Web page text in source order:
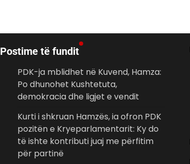
Postime të fundit
PDK-ja mblidhet në Kuvend, Hamza:
Po dhunohet Kushtetuta,
demokracia dhe ligjet e vendit
Kurti i shkruan Hamzës, ia ofron PDK
pozitën e Kryeparlamentarit: Ky do
të ishte kontributi juaj me përfitim
për partinë